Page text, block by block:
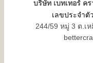
บริษัท เบทเทอร์ ค
เลขประจำตั
244/59 หมู่ 3 ต.เ